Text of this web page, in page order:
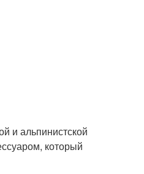
и альпинистской
который